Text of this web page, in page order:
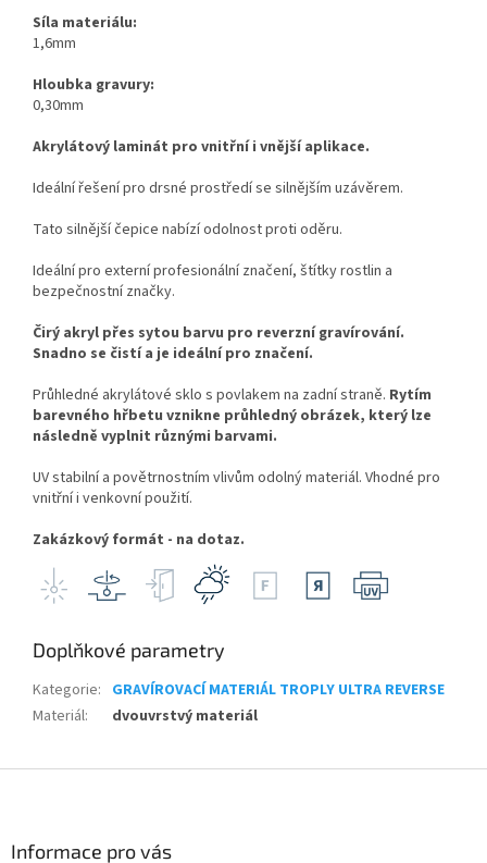
Síla materiálu:
1,6mm
Hloubka gravury:
0,30mm
Akrylátový laminát pro vnitřní i vnější aplikace.
Ideální řešení pro drsné prostředí se silnějším uzávěrem.
Tato silnější čepice nabízí odolnost proti oděru.
Ideální pro externí profesionální značení, štítky rostlin a
bezpečnostní značky.
Čirý akryl přes sytou barvu pro reverzní gravírování.
Snadno se čistí a je ideální pro značení.
Průhledné akrylátové sklo s povlakem na zadní straně. Rytím
barevného hřbetu vznikne průhledný obrázek, který lze
následně vyplnit různými barvami.
UV stabilní a povětrnostním vlivům odolný materiál. Vhodné pro
vnitřní i venkovní použití.
Zakázkový formát - na dotaz.
Doplňkové parametry
Kategorie: GRAVÍROVACÍ MATERIÁL TROPLY ULTRA REVERSE
Materiál: dvouvrstvý materiál
Informace pro vás